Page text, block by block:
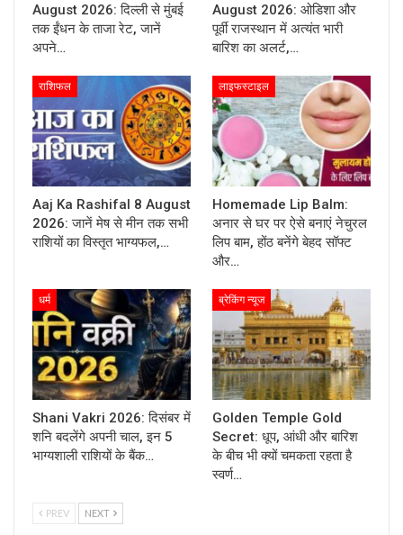
August 2026: दिल्ली से मुंबई
तक ईंधन के ताजा रेट, जानें
अपने…
August 2026: ओडिशा और
पूर्वी राजस्थान में अत्यंत भारी
बारिश का अलर्ट,…
राशिफल
Aaj Ka Rashifal 8 August
2026: जानें मेष से मीन तक सभी
राशियों का विस्तृत भाग्यफल,…
लाइफस्टाइल
Homemade Lip Balm:
अनार से घर पर ऐसे बनाएं नेचुरल
लिप बाम, होंठ बनेंगे बेहद सॉफ्ट
और…
धर्म
Shani Vakri 2026: दिसंबर में
शनि बदलेंगे अपनी चाल, इन 5
भाग्यशाली राशियों के बैंक…
ब्रेकिंग न्यूज
Golden Temple Gold
Secret: धूप, आंधी और बारिश
के बीच भी क्यों चमकता रहता है
स्वर्ण…
PREV NEXT